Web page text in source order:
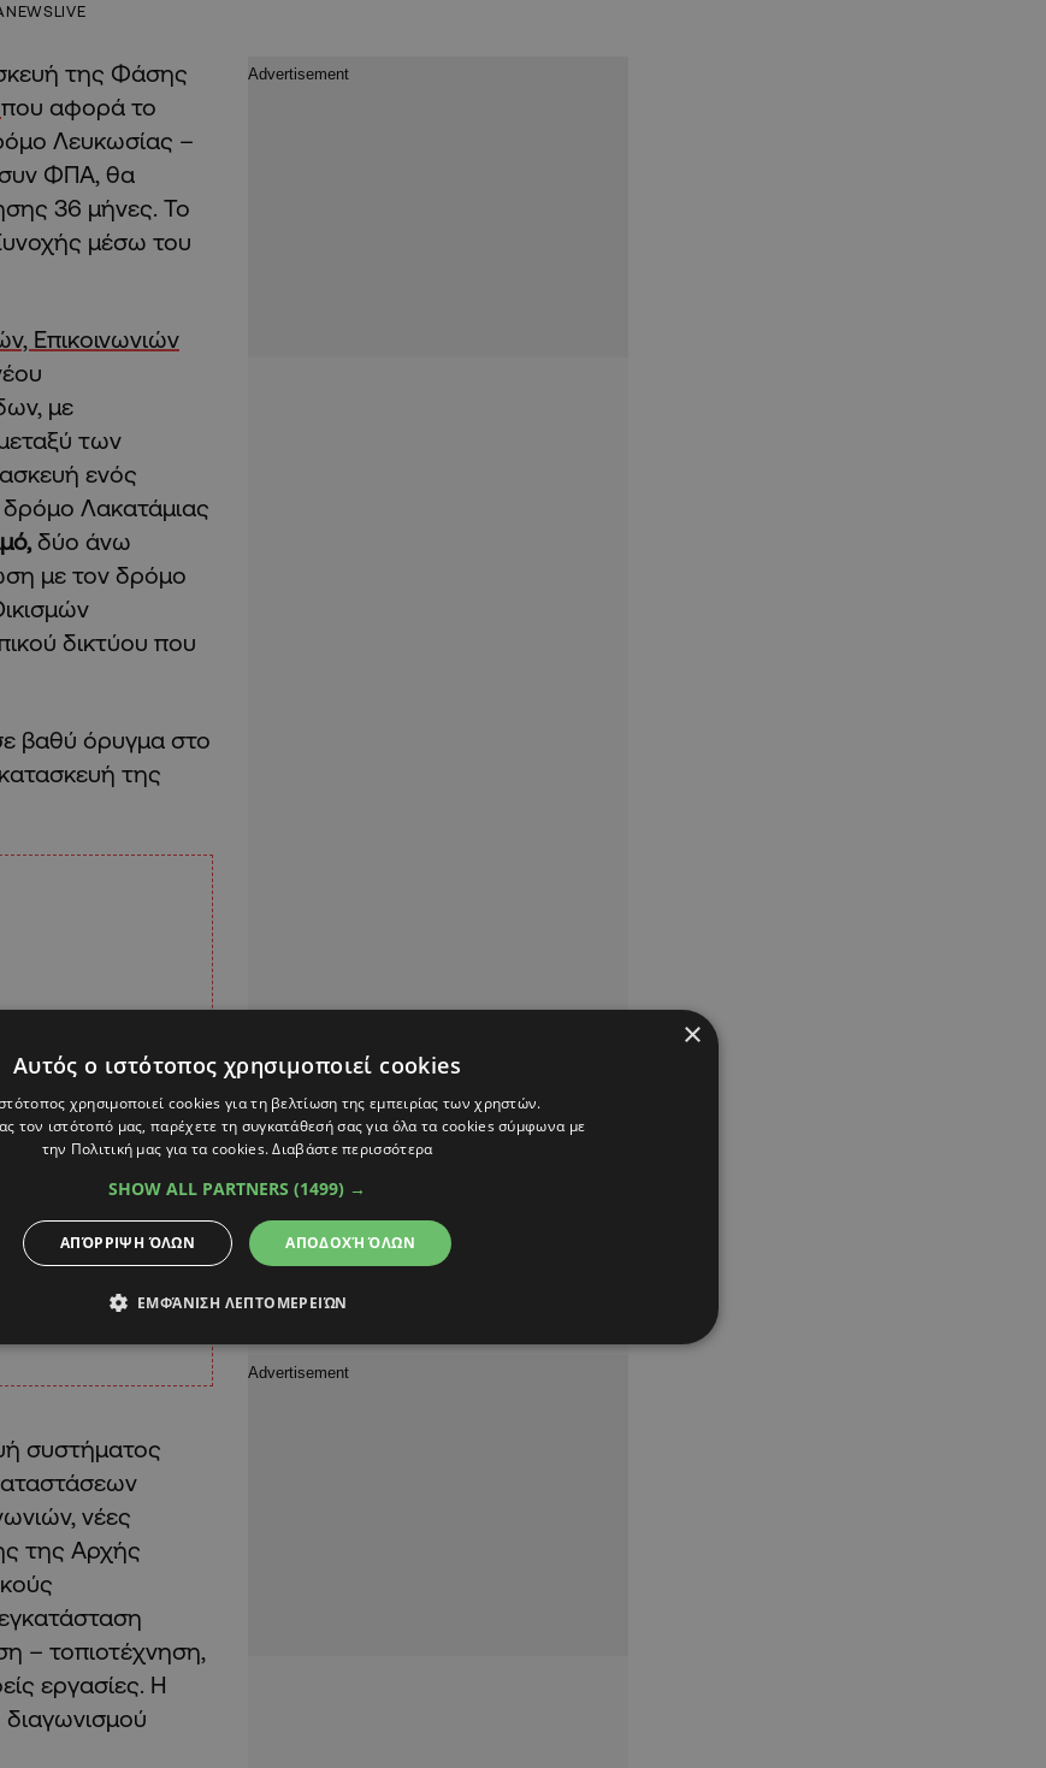
της Φάσης
που αφορά το
Λευκωσίας –
συν ΦΠΑ, θα
36 μήνες. Το
μέσω του
Επικοινωνιών
με
των
ενός
Λακατάμιας
δύο άνω
με τον δρόμο
δικτύου που
βαθύ όρυγμα στο
της
συστήματος
νέες
της Αρχής
– τοπιοτέχνηση,
εργασίες. Η
διαγωνισμού
×
Αυτός ο ιστότοπος χρησιμοποιεί cookies
χρησιμοποιεί cookies για τη βελτίωση της εμπειρίας των χρηστών.
τον ιστότοπό μας, παρέχετε τη συγκατάθεσή σας για όλα τα cookies σύμφωνα με
την Πολιτική μας για τα cookies.Διαβάστε περισσότερα
SHOW ALL PARTNERS (1499) →
ΑΠΟΔΟΧΉ ΌΛΩΝ
ΑΠΌΡΡΙΨΗ ΌΛΩΝ
ΕΜΦΆΝΙΣΗ ΛΕΠΤΟΜΕΡΕΙΏΝ